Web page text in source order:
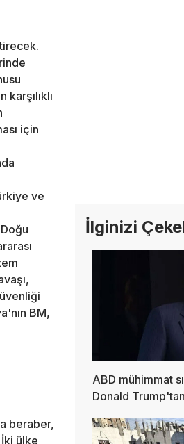
için
ve
BM,
beraber,
ülke
İlginizi
ABD mühimmat
Donald